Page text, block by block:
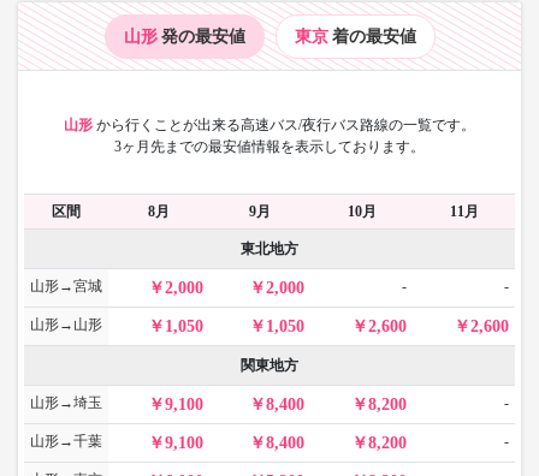
山形 発の最安値 東京 着の最安値
山形 から行くことが出来る高速バス/夜行バス路線の一覧です。
3ヶ月先までの最安値情報を表示しております。
区間 8月 9月 10月 11月
東北地方
山形→宮城 2,000 2,000 - -
山形→山形 1,050 1,050 2,600 2,600
関東地方
山形→埼玉 9,100 8,400 8,200 -
山形→千葉 9,100 8,400 8,200 -